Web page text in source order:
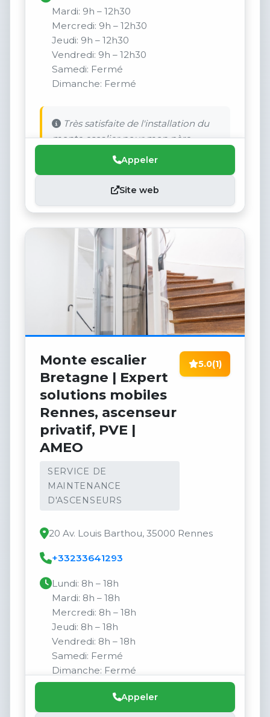
Mardi: 9h – 12h30
Mercredi: 9h – 12h30
Jeudi: 9h – 12h30
Vendredi: 9h – 12h30
Samedi: Fermé
Dimanche: Fermé
Très satisfaite de l'installation du
monte escalier pour mon père.
Appeler
Site web
Monte escalier
Bretagne | Expert
solutions mobiles
Rennes, ascenseur
privatif, PVE |
AMEO
SERVICE DE
MAINTENANCE
D'ASCENSEURS
5.0(1)
20 Av. Louis Barthou, 35000 Rennes
+33233641293
Lundi: 8h – 18h
Mardi: 8h – 18h
Mercredi: 8h – 18h
Jeudi: 8h – 18h
Vendredi: 8h – 18h
Samedi: Fermé
Dimanche: Fermé
Appeler